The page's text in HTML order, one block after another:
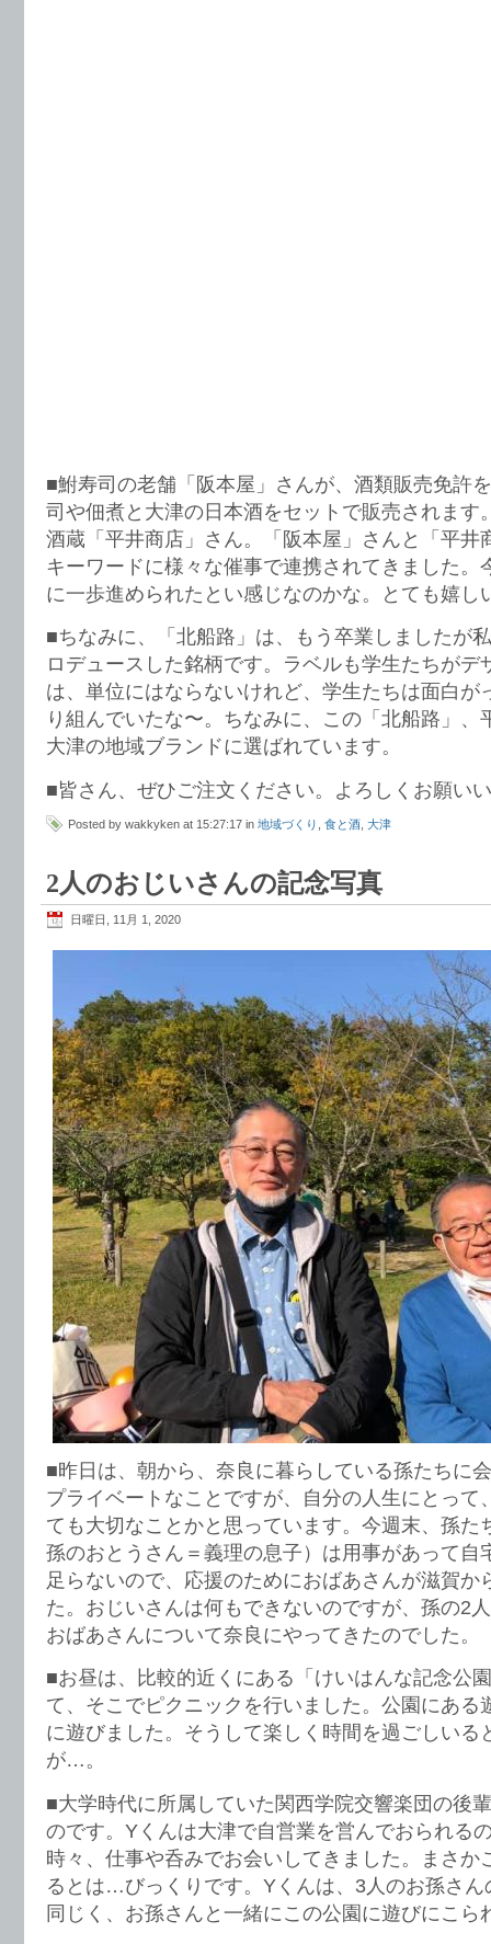
■鮒寿司の老舗「阪本屋」さんが、酒類販売免許
司や佃煮と大津の日本酒をセットで販売されます
酒蔵「平井商店」さん。「阪本屋」さんと「平井
キーワードに様々な催事で連携されてきました。
に一歩進められたとい感じなのかな。とても嬉し
■ちなみに、「北船路」は、もう卒業しましたが
ロデュースした銘柄です。ラベルも学生たちがデ
は、単位にはならないけれど、学生たちは面白が
り組んでいたな〜。ちなみに、この「北船路」、
大津の地域ブランドに選ばれています。
■皆さん、ぜひご注文ください。よろしくお願い
Posted by wakkyken at 15:27:17 in 地域づくり 食と酒 大津
2人のおじいさんの記念写真
日曜日, 11月 1, 2020
■昨日は、朝から、奈良に暮らしている孫たちに
プライベートなことですが、自分の人生にとって
ても大切なことかと思っています。今週末、孫た
孫のおとうさん＝義理の息子）は用事があって自
足らないので、応援のためにおばあさんが滋賀か
た。おじいさんは何もできないのですが、孫の2
おばあさんについて奈良にやってきたのでした。
■お昼は、比較的近くにある「けいはんな記念公
て、そこでピクニックを行いました。公園にある
に遊びました。そうして楽しく時間を過ごしいる
が…。
■大学時代に所属していた関西学院交響楽団の後
のです。Yくんは大津で自営業を営んでおられる
時々、仕事や呑みでお会いしてきました。まさか
るとは…びっくりです。Yくんは、3人のお孫さん
同じく、お孫さんと一緒にこの公園に遊びにこら